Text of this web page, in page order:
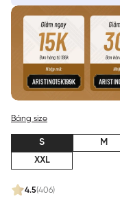
4.5(406)
Bảng size
S M
XXL